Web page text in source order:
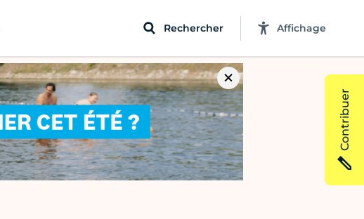
Rechercher Affichage
Contribuer